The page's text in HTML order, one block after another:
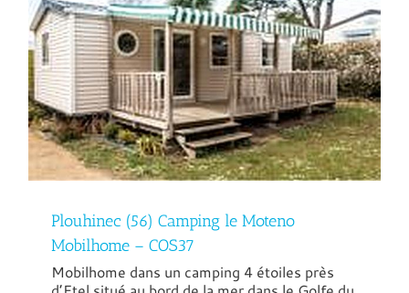
Plouhinec (56) Camping le Moteno
Mobilhome – COS37
Mobilhome dans un camping 4 étoiles près